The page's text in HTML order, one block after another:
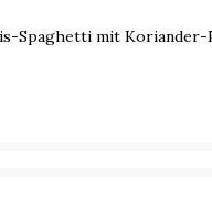
Spaghetti mit